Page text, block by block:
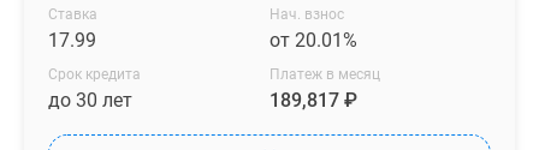
Ставка
17.99
Нач. взнос
от 20.01%
Срок кредита
до 30 лет
Платеж в месяц
189,817 ₽